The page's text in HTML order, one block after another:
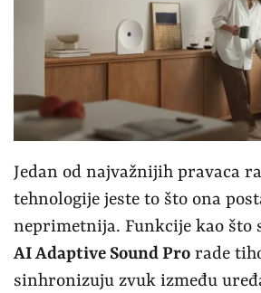
Jedan od najvažnijih pravaca
tehnologije jeste to što ona
neprimetnija. Funkcije kao što
AI Adaptive Sound Pro rade
sinhronizuju zvuk između